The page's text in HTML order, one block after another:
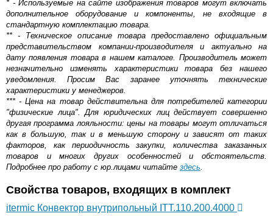
* - Используемые на сайте изображения товаров могут включать
дополнительное оборудование и компоненты, не входящие в
стандартную комплектацию товара.
** - Техническое описание товара предоставлено официальным
представительством компании-производителя и актуально на
дату появления товара в нашем каталоге. Производитель может
незначительно изменять характеристики товара без нашего
уведомления. Просим Вас заранее уточнять технические
характеристики у менеджеров.
*** - Цена на товар действительна для потребителей категории
"физические лица". Для юридических лиц действует совершенно
другая программа лояльности: цены на товары могут отличаться
как в большую, так и в меньшую сторону и зависят от таких
факторов, как периодичность закупки, количества заказанных
товаров и многих других особенностей и обстоятельств.
Подробнее про работу с юр.лицами читайте здесь.
Свойства товаров, входящих в комплект
itermic Конвектор внутрипольный ITT.110.200.4000